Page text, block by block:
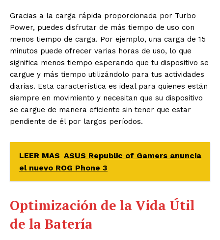
Gracias a la carga rápida proporcionada por Turbo
Power, puedes disfrutar de más tiempo de uso con
menos tiempo de carga. Por ejemplo, una carga de 15
minutos puede ofrecer varias horas de uso, lo que
significa menos tiempo esperando que tu dispositivo se
cargue y más tiempo utilizándolo para tus actividades
diarias. Esta característica es ideal para quienes están
siempre en movimiento y necesitan que su dispositivo
se cargue de manera eficiente sin tener que estar
pendiente de él por largos períodos.
LEER MAS ASUS Republic of Gamers anuncia
el nuevo ROG Phone 3
Optimización de la Vida Útil
de la Batería